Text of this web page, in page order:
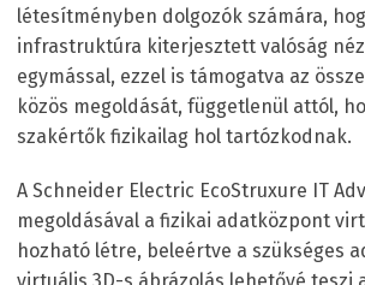
létesítményben dolgozók számára,
infrastruktúra kiterjesztett valóság
egymással, ezzel is támogatva az
közös megoldását, függetlenül attól,
szakértők fizikailag hol tartózkodnak.
A Schneider Electric EcoStruxure IT
megoldásával a fizikai adatközpont
hozható létre, beleértve a szükséges